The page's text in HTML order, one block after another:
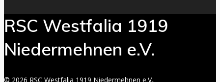
RSC Westfalia 1919
Niedermehnen e.V.
© 2026 RSC Westfalia 1919 Niedermehnen e.V..